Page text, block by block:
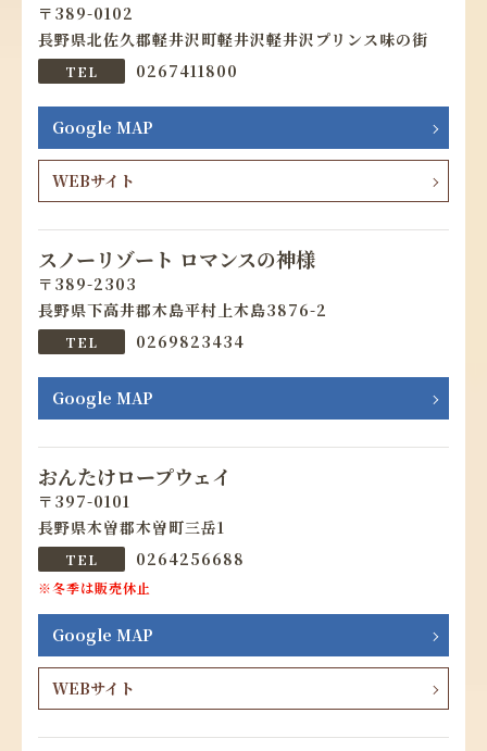
389-0102
長野県北佐久郡軽井沢町軽井沢軽井沢プリンス味の街
0267411800
Google MAP
WEBサイト
スノーリゾート ロマンスの神様
389-2303
長野県下高井郡木島平村上木島3876-2
0269823434
Google MAP
おんたけロープウェイ
397-0101
長野県木曽郡木曽町三岳1
0264256688
※冬季は販売休止
Google MAP
WEBサイト